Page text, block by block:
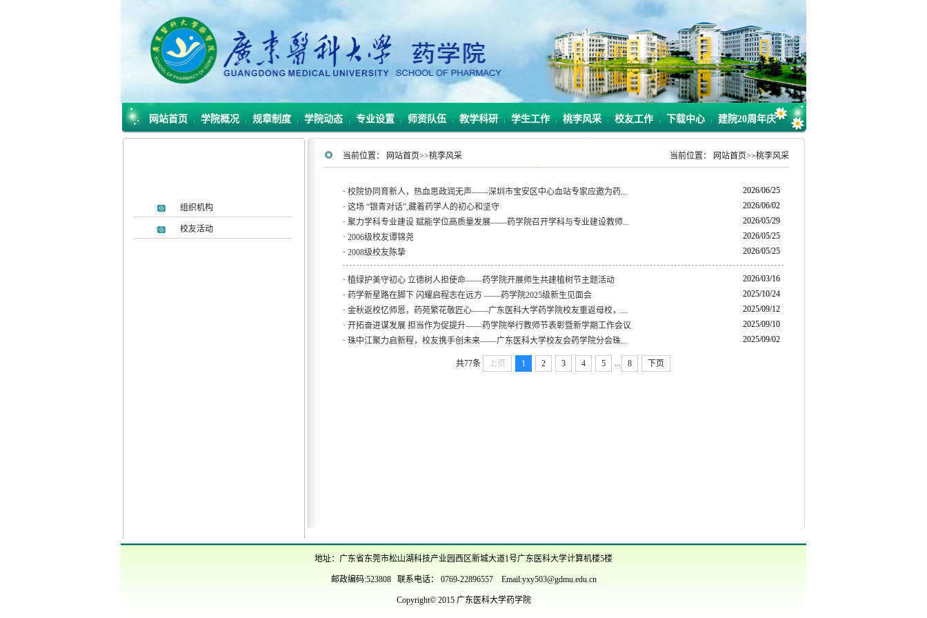
网站首页 | 学院概况 | 规章制度 | 学院动态 | 专业设置 | 师资队伍 | 教学科研 | 学生工作 | 桃李风采 | 校友工作 | 下载中心 | 建院20周年庆
组织机构
校友活动
当前位置： 网站首页>>桃李风采 当前位置： 网站首页>>桃李风采
· 校院协同育新人，热血思政润无声——深圳市宝安区中心血站专家应邀为药...
2026/06/25
· 这场 “银青对话”,藏着药学人的初心和坚守
2026/06/02
· 聚力学科专业建设 赋能学位高质量发展——药学院召开学科与专业建设教师...
2026/05/29
· 2006级校友谭锦尧
2026/05/25
· 2008级校友陈挚 2026/05/25
· 植绿护美守初心 立德树人担使命——药学院开展师生共建植树节主题活动
2026/03/16
· 药学新星路在脚下 闪耀启程志在远方 ——药学院2025级新生见面会
2025/10/24
· 金秋返校忆师恩，药苑繁花敬匠心——广东医科大学药学院校友重返母校，...
2025/09/12
· 开拓奋进谋发展 担当作为促提升——药学院举行教师节表彰暨新学期工作会议
2025/09/10
· 珠中江聚力启新程，校友携手创未来——广东医科大学校友会药学院分会珠... 2025/09/02
共77条 上页 1 2 3 4 5 8 下页
地址：广东省东莞市松山湖科技产业园西区新城大道1号广东医科大学计算机楼5楼
邮政编码:523808 联系电话： 0769-22896557 Email:yxy503@gdmu.edu.cn
Copyright© 2015 广东医科大学药学院